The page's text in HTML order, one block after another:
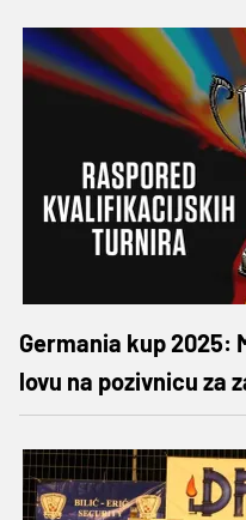
Germania kup 2025:
lovu na pozivnicu za